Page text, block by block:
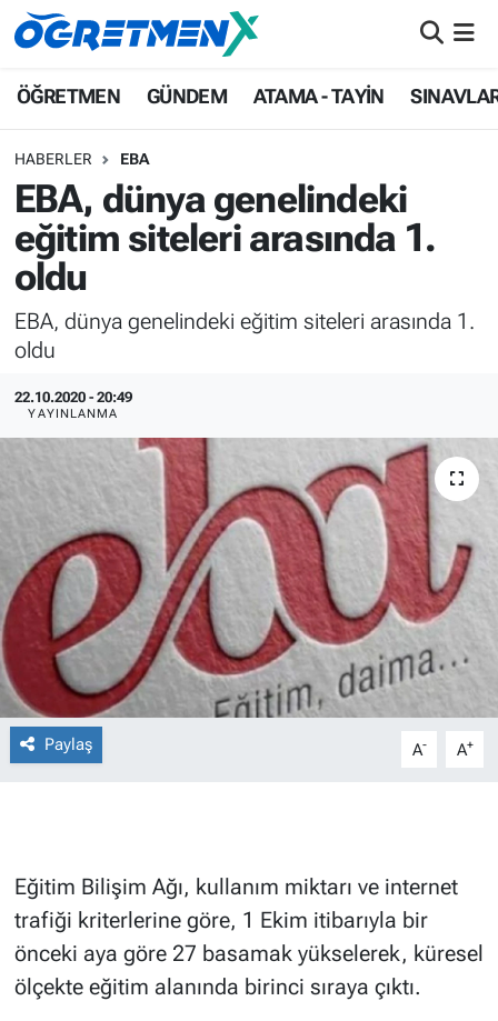
ÖĞRETMEN GÜNDEM ATAMA - TAYİN
HABERLER EBA
EBA, dünya genelindeki
eğitim siteleri arasında 1.
oldu
EBA, dünya genelindeki eğitim siteleri arasında 1.
oldu
22.10.2020 - 20:49
YAYINLANMA
Paylaş A- A+
Eğitim Bilişim Ağı, kullanım miktarı ve internet
trafiği kriterlerine göre, 1 Ekim itibarıyla bir
önceki aya göre 27 basamak yükselerek, küresel
ölçekte eğitim alanında birinci sıraya çıktı.
ÖĞRETMEN
ATAMA - TAYİN
SINAVLAR
HAYATIN İÇİNDEN
EKONOMİ
İstanbul Nöbetçi Eczaneler
İstanbul Namaz Vakitleri
İstanbul Trafik Yoğunluk Haritası
Süper Lig Puan Durumu ve Fikstür
Son Dakika Haberleri
Haber Arşivi